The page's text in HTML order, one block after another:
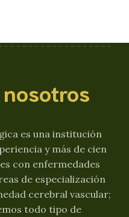
es una institución
y más de cien
con enfermedades
de especialización
cerebral vascular;
todo tipo de